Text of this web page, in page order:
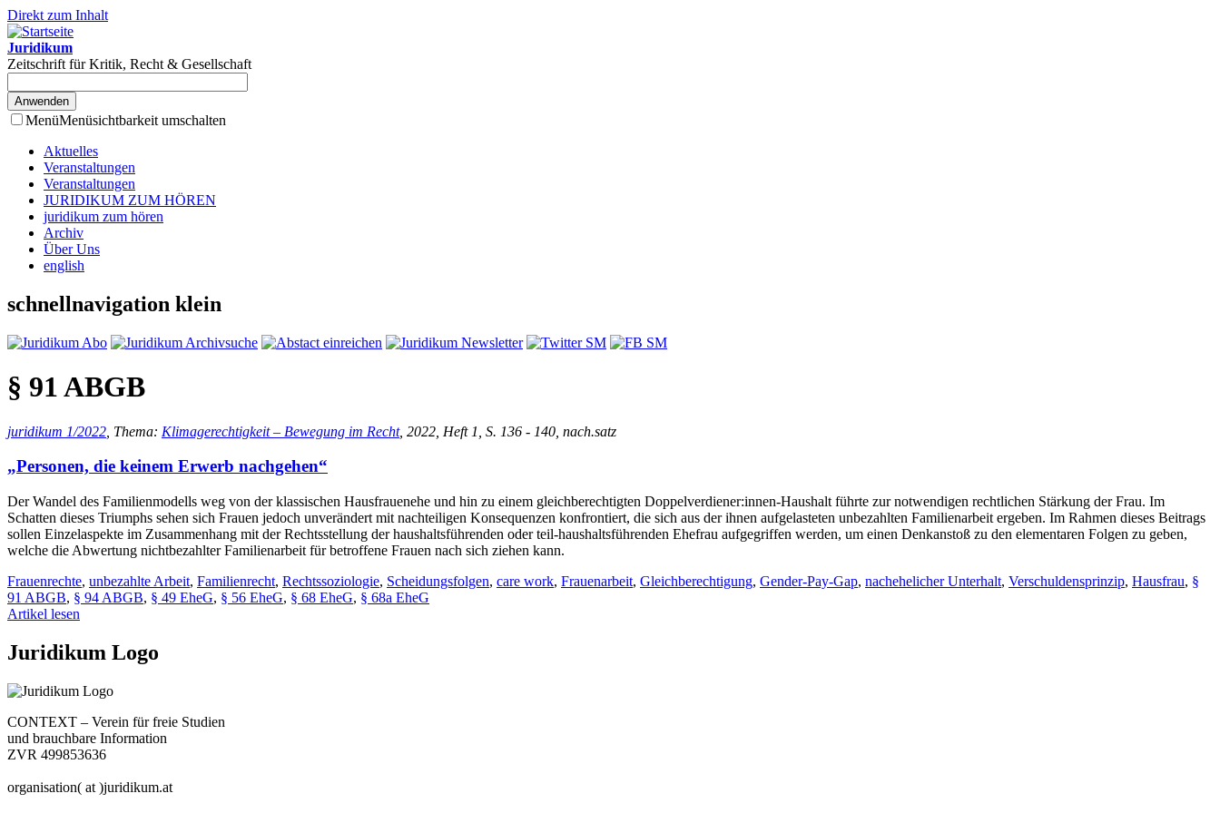
Direkt zum Inhalt
Juridikum
Zeitschrift für Kritik, Recht & Gesellschaft
MenüMenüsichtbarkeit umschalten
Aktuelles
Veranstaltungen
Veranstaltungen
JURIDIKUM ZUM HÖREN
juridikum zum hören
Archiv
Über Uns
english
schnellnavigation klein
§ 91 ABGB
juridikum 1/2022 , Thema: Klimagerechtigkeit – Bewegung im Recht, 2022, Heft 1, S. 136 - 140, nach.satz
„Personen, die keinem Erwerb nachgehen“
Der Wandel des Familienmodells weg von der klassischen Hausfrauenehe und hin zu einem gleichberechtigten Doppelverdiener:innen-Haushalt führte zur notwendigen rechtlichen Stärkung der Frau. Im
Schatten dieses Triumphs sehen sich Frauen jedoch unverändert mit nachteiligen Konsequenzen konfrontiert, die sich aus der ihnen aufgelasteten unbezahlten Familienarbeit ergeben. Im Rahmen dieses Beitrags
sollen Einzelaspekte im Zusammenhang mit der Rechtsstellung der haushaltsführenden oder teil-haushaltsführenden Ehefrau aufgegriffen werden, um einen Denkanstoß zu den elementaren Folgen zu geben,
welche die Abwertung nichtbezahlter Familienarbeit für betroffene Frauen nach sich ziehen kann.
Frauenrechte, unbezahlte Arbeit, Familienrecht, Rechtssoziologie, Scheidungsfolgen, care work, Frauenarbeit, Gleichberechtigung, Gender-Pay-Gap, nachehelicher Unterhalt, Verschuldensprinzip, Hausfrau, §
91 ABGB, § 94 ABGB, § 49 EheG, § 56 EheG, § 68 EheG, § 68a EheG
Artikel lesen
Juridikum Logo
CONTEXT – Verein für freie Studien
und brauchbare Information
ZVR 499853636
organisation( at )juridikum.at